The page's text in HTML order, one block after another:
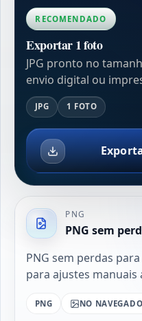
RECOMENDADO
Exportar 1 foto
JPG pronto no
envio digital ou
JPG 1 FOTO
PNG
PNG sem
PNG sem perdas
para ajustes manuais
PNG NO